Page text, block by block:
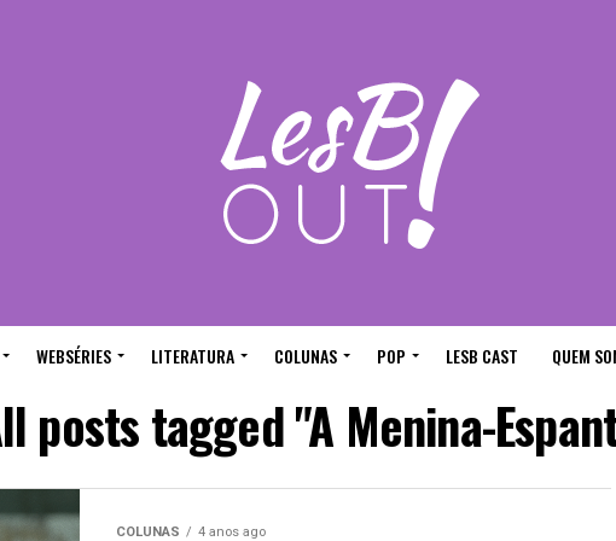
WEBSÉRIES LITERATURA COLUNAS POP LESB CAST QUEM
posts tagged "A Menina-
COLUNAS 4 anos ago